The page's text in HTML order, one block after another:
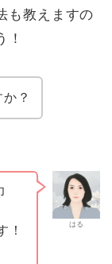
も教えますの
！
？
はる
！